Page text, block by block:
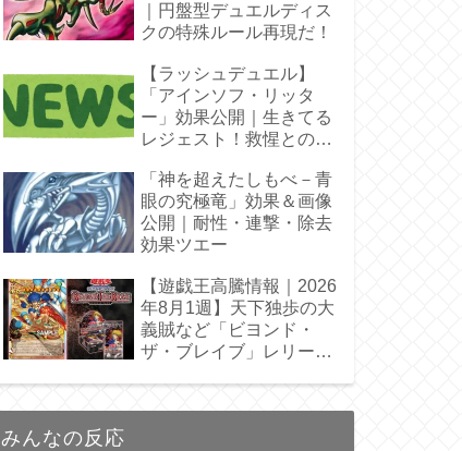
｜円盤型デュエルディス
クの特殊ルール再現だ！
【ラッシュデュエル】
「アインソフ・リッタ
ー」効果公開｜生きてる
レジェスト！救惺との相
「神を超えたしもべ－青
眼の究極竜」効果＆画像
公開｜耐性・連撃・除去
効果ツエー
【遊戯王高騰情報｜2026
年8月1週】天下独歩の大
義賊など「ビヨンド・
ザ・ブレイブ」レリーフ
みんなの反応